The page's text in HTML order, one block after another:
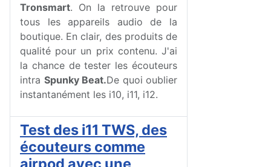
Tronsmart. On la retrouve pour
tous les appareils audio de la
boutique. En clair, des produits de
qualité pour un prix contenu. J'ai
la chance de tester les écouteurs
intra Spunky Beat.De quoi oublier
instantanément les i10, i11, i12.
Test des i11 TWS, des
écouteurs comme